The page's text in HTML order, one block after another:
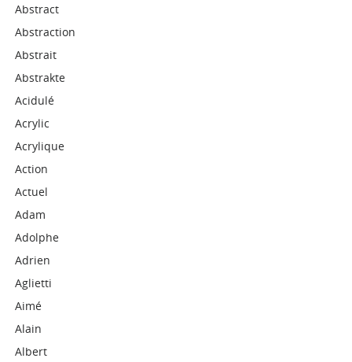
Abstract
Abstraction
Abstrait
Abstrakte
Acidulé
Acrylic
Acrylique
Action
Actuel
Adam
Adolphe
Adrien
Aglietti
Aimé
Alain
Albert